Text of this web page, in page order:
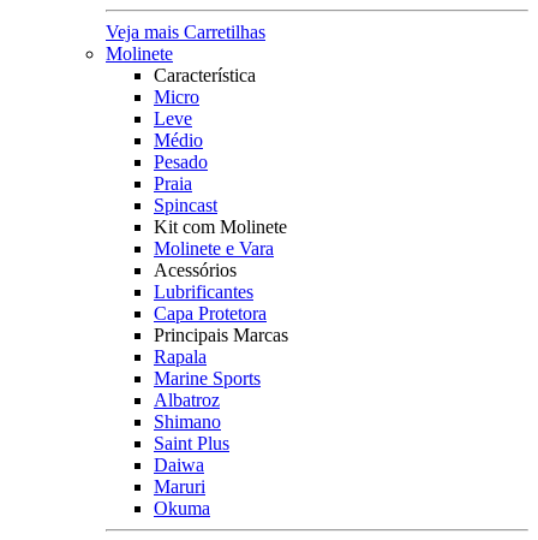
Veja mais Carretilhas
Molinete
Característica
Micro
Leve
Médio
Pesado
Praia
Spincast
Kit com Molinete
Molinete e Vara
Acessórios
Lubrificantes
Capa Protetora
Principais Marcas
Rapala
Marine Sports
Albatroz
Shimano
Saint Plus
Daiwa
Maruri
Okuma